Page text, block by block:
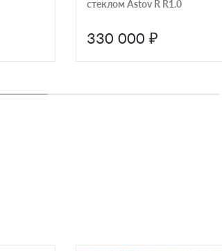
стеклом Astov R R1.0
330 000 ₽